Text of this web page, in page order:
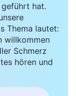
hat.
Thema lautet:
willkommen
Schmerz
hören und